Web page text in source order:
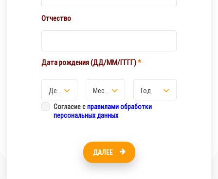
Отчество
Дата рождения (ДД/ММ/ГГГГ)
День Месяц
Год
Согласие справилами обработки
персональных данных
ДАЛЕЕ